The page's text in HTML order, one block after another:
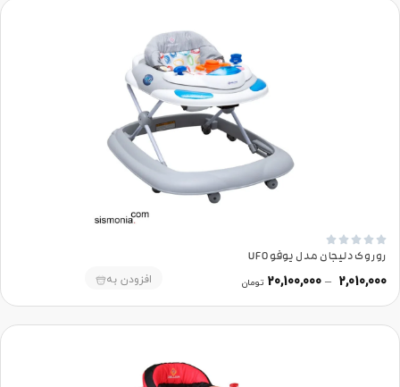





روروک دلیجان مدل یوفو UFO
2,010,000
–
20,100,000 تومان افزودن به